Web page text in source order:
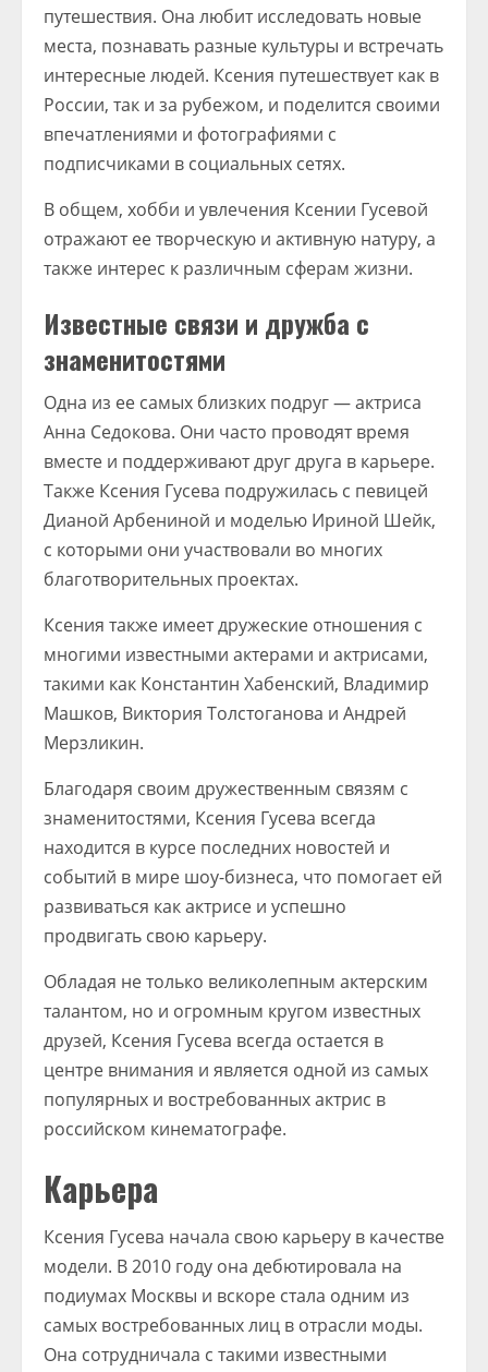
путешествия. Она любит исследовать новые
места, познавать разные культуры и встречать
интересные людей. Ксения путешествует как в
России, так и за рубежом, и поделится своими
впечатлениями и фотографиями с
подписчиками в социальных сетях.
В общем, хобби и увлечения Ксении Гусевой
отражают ее творческую и активную натуру, а
также интерес к различным сферам жизни.
Известные связи и дружба с
знаменитостями
Одна из ее самых близких подруг — актриса
Анна Седокова. Они часто проводят время
вместе и поддерживают друг друга в карьере.
Также Ксения Гусева подружилась с певицей
Дианой Арбениной и моделью Ириной Шейк,
с которыми они участвовали во многих
благотворительных проектах.
Ксения также имеет дружеские отношения с
многими известными актерами и актрисами,
такими как Константин Хабенский, Владимир
Машков, Виктория Толстоганова и Андрей
Мерзликин.
Благодаря своим дружественным связям с
знаменитостями, Ксения Гусева всегда
находится в курсе последних новостей и
событий в мире шоу-бизнеса, что помогает ей
развиваться как актрисе и успешно
продвигать свою карьеру.
Обладая не только великолепным актерским
талантом, но и огромным кругом известных
друзей, Ксения Гусева всегда остается в
центре внимания и является одной из самых
популярных и востребованных актрис в
российском кинематографе.
Карьера
Ксения Гусева начала свою карьеру в качестве
модели. В 2010 году она дебютировала на
подиумах Москвы и вскоре стала одним из
самых востребованных лиц в отрасли моды.
Она сотрудничала с такими известными